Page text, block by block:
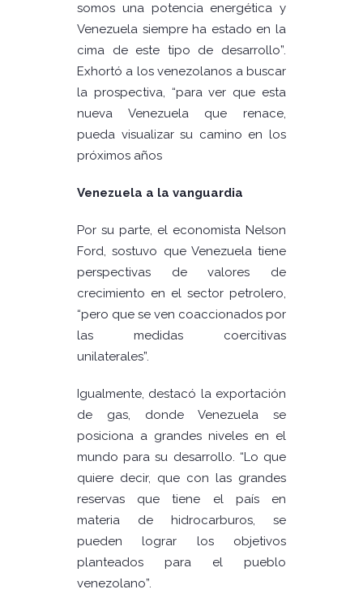
somos una potencia energética y
Venezuela siempre ha estado en la
cima de este tipo de desarrollo”.
Exhortó a los venezolanos a buscar
la prospectiva, “para ver que esta
nueva Venezuela que renace,
pueda visualizar su camino en los
próximos años
Venezuela a la vanguardia
Por su parte, el economista Nelson
Ford, sostuvo que Venezuela tiene
perspectivas de valores de
crecimiento en el sector petrolero,
“pero que se ven coaccionados por
las medidas coercitivas
unilaterales”.
Igualmente, destacó la exportación
de gas, donde Venezuela se
posiciona a grandes niveles en el
mundo para su desarrollo. “Lo que
quiere decir, que con las grandes
reservas que tiene el país en
materia de hidrocarburos, se
pueden lograr los objetivos
planteados para el pueblo
venezolano”.